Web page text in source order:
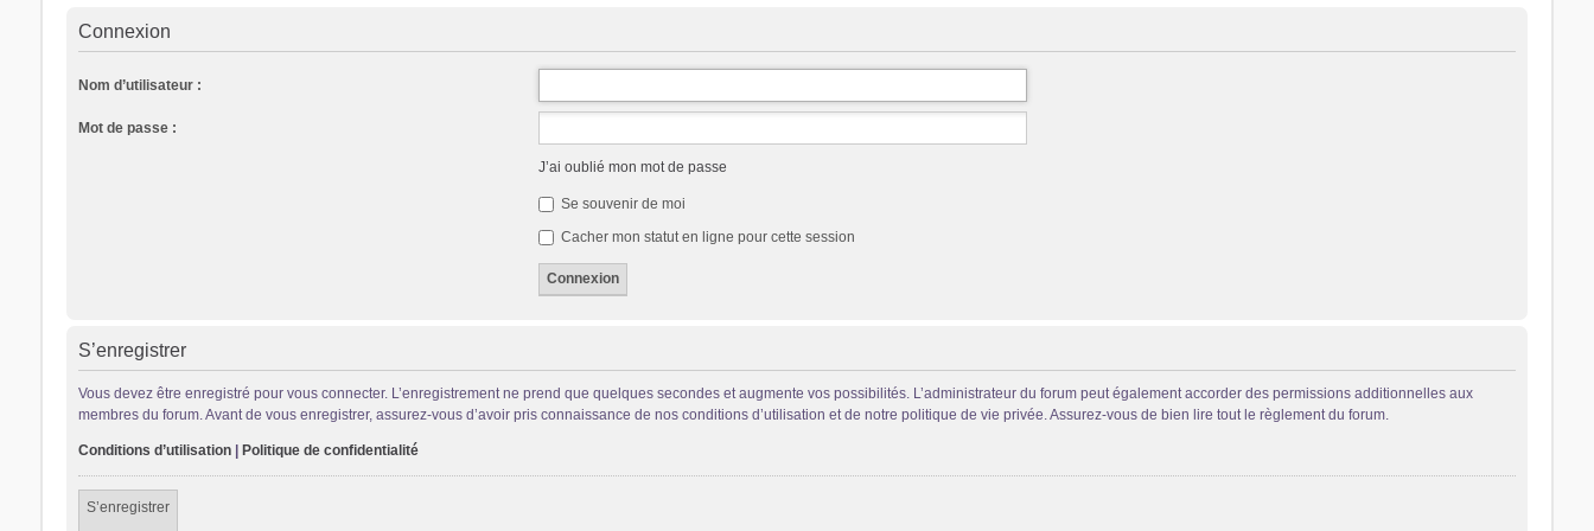
Connexion
Nom d’utilisateur :
Mot de passe :
J’ai oublié mon mot de passe
Se souvenir de moi
Cacher mon statut en ligne pour cette session
S’enregistrer
Vous devez être enregistré pour vous connecter. L’enregistrement ne prend que quelques secondes et augmente vos possibilités. L’administrateur du forum peut également accorder des permissions additionnelles aux
membres du forum. Avant de vous enregistrer, assurez-vous d’avoir pris connaissance de nos conditions d’utilisation et de notre politique de vie privée. Assurez-vous de bien lire tout le règlement du forum.
Conditions d’utilisation| Politique de confidentialité
S’enregistrer